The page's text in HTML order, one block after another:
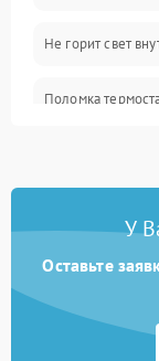
Не горит свет
Поломка
Образование
Сбой в работе
У
Оставьте